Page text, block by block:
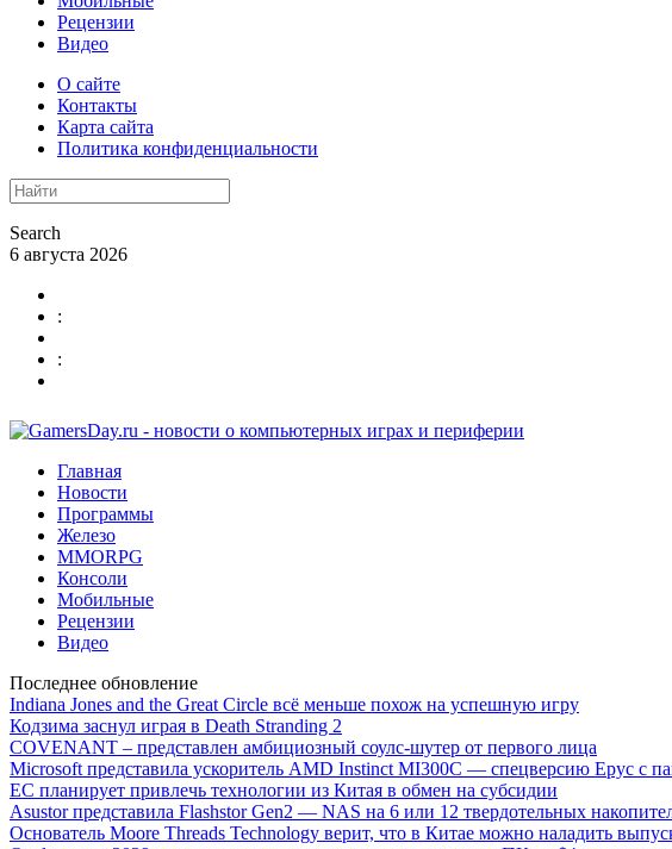
Рецензии
Видео
О сайте
Контакты
Карта сайта
Политика конфиденциальности
Search
6 августа 2026
:
:
Главная
Новости
Программы
Железо
MMORPG
Консоли
Мобильные
Рецензии
Видео
Последнее обновление
Indiana Jones and the Great Circle всё меньше похож на успешную игру
Кодзима заснул играя в Death Stranding 2
COVENANT – представлен амбициозный соулс-шутер от первого лица
Microsoft представила ускоритель AMD Instinct MI300C — спецверсию Epyc с
ЕС планирует привлечь технологии из Китая в обмен на субсидии
Asustor представила Flashstor Gen2 — NAS на 6 или 12 твердотельных
Основатель Moore Threads Technology верит, что в Китае можно наладить